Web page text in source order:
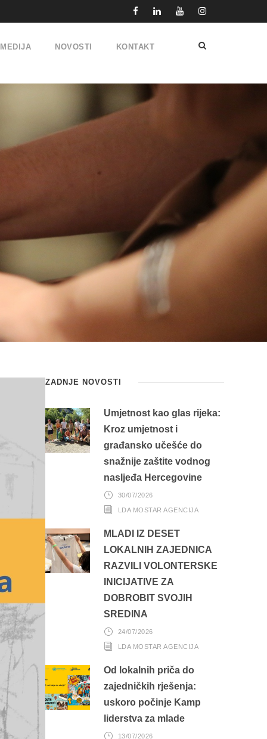
NOVOSTI KONTAKT
ZADNJE NOVOSTI
Umjetnost kao glas rijeka:
Kroz umjetnost i
građansko učešće do
snažnije zaštite vodnog
nasljeđa Hercegovine
30/07/2026
LDA MOSTAR AGENCIJA
MLADI IZ DESET
LOKALNIH ZAJEDNICA
RAZVILI VOLONTERSKE
INICIJATIVE ZA
DOBROBIT SVOJIH
SREDINA
24/07/2026
LDA MOSTAR AGENCIJA
Od lokalnih priča do
zajedničkih rješenja:
uskoro počinje Kamp
liderstva za mlade
13/07/2026